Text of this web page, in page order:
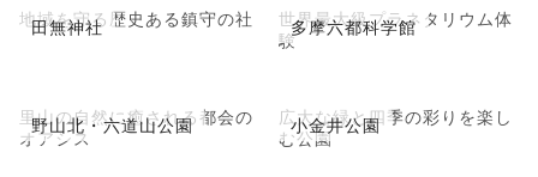
田無神社
地域を守る歴史ある鎮守の社 多摩六都科学館
世界最大級プラネタリウム体
験
野山北・六道山公園
里山の自然に癒される都会の
オアシス
小金井公園
広大な緑と四季の彩りを楽し
む公園